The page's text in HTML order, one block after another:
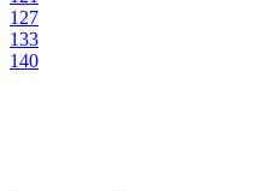
127
133
140